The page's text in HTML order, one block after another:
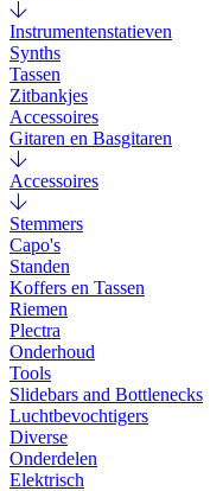
Instrumentenstatieven
Synths
Tassen
Zitbankjes
Accessoires
Gitaren en Basgitaren
Accessoires
Stemmers
Capo's
Standen
Koffers en Tassen
Riemen
Plectra
Onderhoud
Tools
Slidebars and Bottlenecks
Luchtbevochtigers
Diverse
Onderdelen
Elektrisch